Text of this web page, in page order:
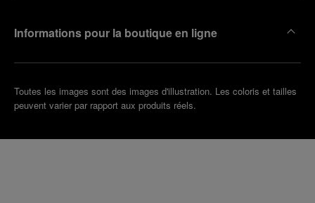
Informations pour la boutique en ligne
Toutes les images sont des images d'illustration. Les coloris et tailles
peuvent varier par rapport aux produits réels.